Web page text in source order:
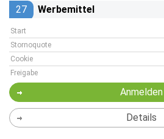
27 Werbemittel
Start
Stornoquote
Cookie
Freigabe
Anmelden
Details